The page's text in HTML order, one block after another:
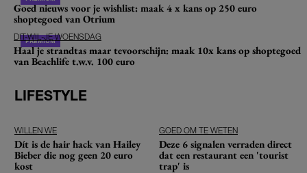
Goed nieuws voor je wishlist: maak 4 x kans op 250 euro
shoptegoed van Otrium
DIT-WIL-JE WOENSDAG
Haal je strandtas maar tevoorschijn: maak 10x kans op shoptegoed
van Beachlife t.w.v. 100 euro
LIFESTYLE
WILLEN WE
Dít is de hair hack van Hailey
Bieber die nog geen 20 euro
kost
GOED OM TE WETEN
Deze 6 signalen verraden direct
dat een restaurant een 'tourist
trap' is